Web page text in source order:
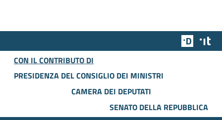
Team
CON IL CONTRIBUTO DI
PRESIDENZA DEL CONSIGLIO DEI MINISTRI
CAMERA DEI DEPUTATI
SENATO DELLA REPUBBLICA